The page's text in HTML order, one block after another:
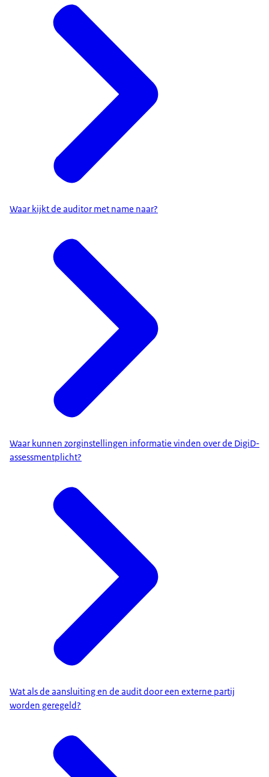
Waar kijkt de auditor met name naar?
Waar kunnen zorginstellingen informatie vinden over de DigiD-
assessmentplicht?
Wat als de aansluiting en de audit door een externe partij
worden geregeld?